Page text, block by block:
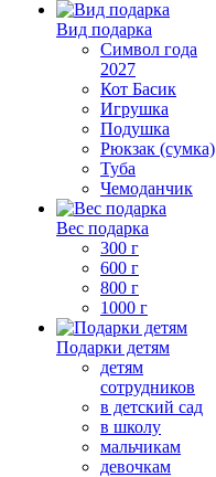
Вид подарка
Символ года
2027
Кот Басик
Игрушка
Подушка
Рюкзак (сумка)
Туба
Чемоданчик
Вес подарка
300 г
600 г
800 г
1000 г
Подарки детям
детям
сотрудников
в детский сад
в школу
мальчикам
девочкам